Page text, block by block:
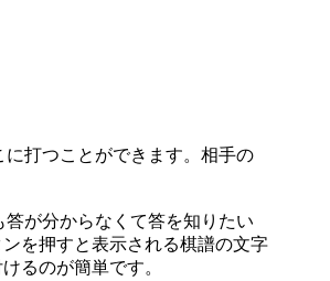
に打つことができます。相手の
答が分からなくて答を知りたい
ンを押すと表示される棋譜の文字
るのが簡単です。